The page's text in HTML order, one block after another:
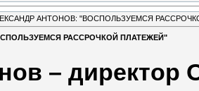
АНТОНОВ: "ВОСПОЛЬЗУЕМСЯ
РАССРОЧКОЙ ПЛАТЕЖЕЙ"
– директор